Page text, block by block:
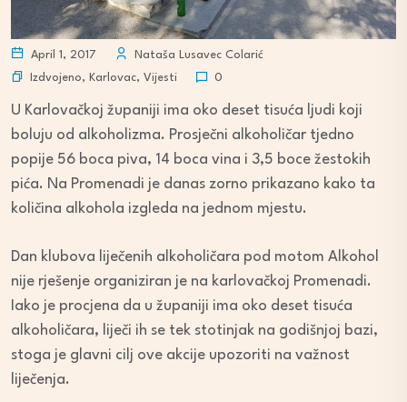
April 1, 2017
Nataša Lusavec Colarić
Izdvojeno, Karlovac, Vijesti 0
U Karlovačkoj županiji ima oko deset tisuća ljudi koji
boluju od alkoholizma. Prosječni alkoholičar tjedno
popije 56 boca piva, 14 boca vina i 3,5 boce žestokih
pića. Na Promenadi je danas zorno prikazano kako ta
količina alkohola izgleda na jednom mjestu.
Dan klubova liječenih alkoholičara pod motom Alkohol
nije rješenje organiziran je na karlovačkoj Promenadi.
Iako je procjena da u županiji ima oko deset tisuća
alkoholičara, liječi ih se tek stotinjak na godišnjoj bazi,
stoga je glavni cilj ove akcije upozoriti na važnost
liječenja.